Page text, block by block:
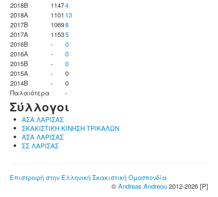
2018B
11474
2018A
1101 13
2017B
10698
2017A
11535
2016B
-
0
2016A
-
0
2015B
-
0
2015A
-
0
2014B
-
0
Παλαιότερα
-
Σύλλογοι
ΑΣΑ ΛΑΡΙΣΑΣ
ΣΚΑΚΙΣΤΙΚΗ ΚΙΝΗΣΗ ΤΡΙΚΑΛΩΝ
ΑΣΑ ΛΑΡΙΣΑΣ
ΣΣ ΛΑΡΙΣΑΣ
Επιστροφή στην Ελληνική Σκακιστική Ομοσπονδία
© Andreas Andreou 2012-2026 [P]